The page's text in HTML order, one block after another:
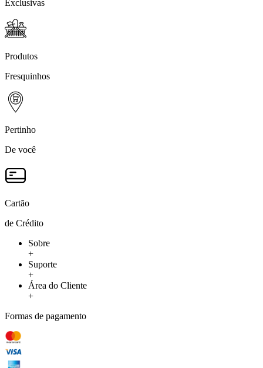
Exclusivas
Produtos
Fresquinhos
Pertinho
De você
Cartão
de Crédito
Sobre
+
Suporte
+
Área do Cliente
+
Formas de pagamento